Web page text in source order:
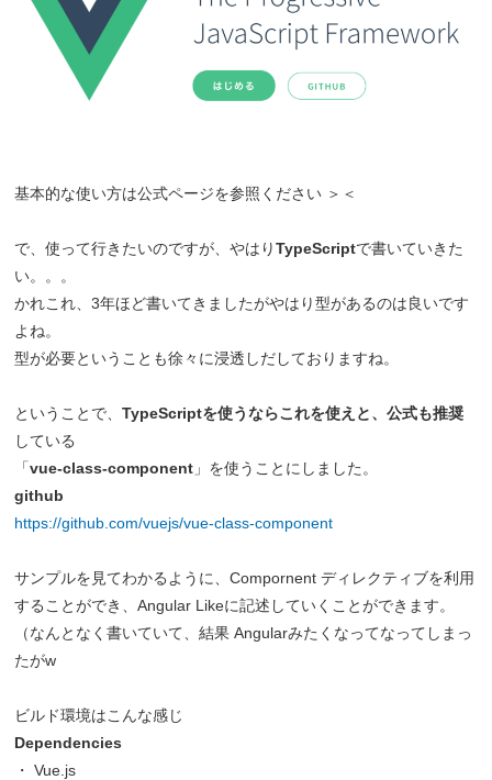
基本的な使い方は公式ページを参照ください ＞＜
で、使って行きたいのですが、やはりTypeScriptで書いていきた
い。。。
かれこれ、3年ほど書いてきましたがやはり型があるのは良いです
よね。
型が必要ということも徐々に浸透しだしておりますね。
ということで、 TypeScriptを使うならこれを使えと、公式も推奨
している
「vue-class-component 」を使うことにしました。
github
https://github.com/vuejs/vue-class-component
サンプルを見てわかるように、Compornent ディレクティブを利用
することができ、Angular Likeに記述していくことができます。
（なんとなく書いていて、結果 Angularみたくなってなってしまっ
たがw
ビルド環境はこんな感じ
Dependencies
・ Vue.js